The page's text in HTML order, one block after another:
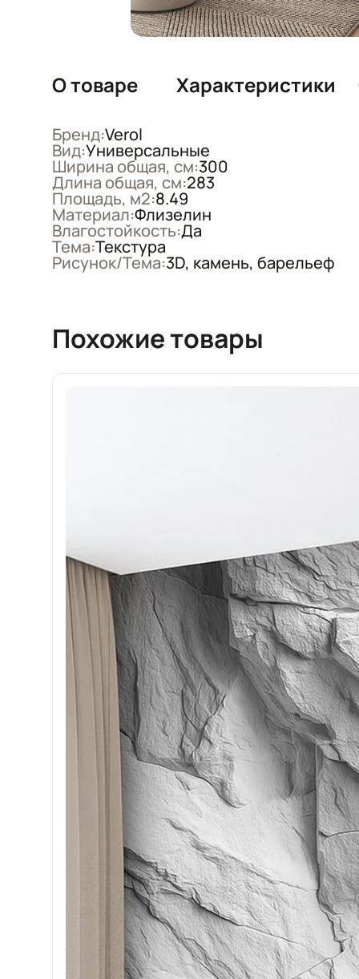
О товаре Характеристики
Бренд:Verol
Вид:Универсальные
Ширина общая, см:300
Длина общая, см:283
Площадь, м2:8.49
Материал:Флизелин
Влагостойкость:Да
Тема:Текстура
Рисунок/Тема:3D, камень, барельеф
Похожие товары